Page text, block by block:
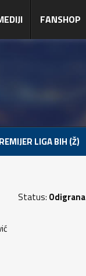
FANSHOP
LIGA BIH (Ž)
Status: Odigrana